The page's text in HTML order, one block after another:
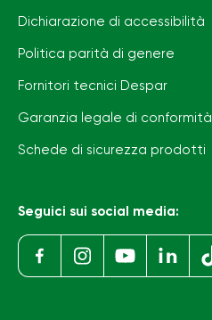
Dichiarazione di accessibilità
Politica parità di genere
Fornitori tecnici Despar
Garanzia legale di conformità
Schede di sicurezza prodotti
Seguici sui social media: